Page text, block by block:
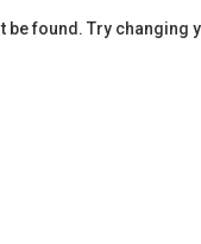
be found. Try changing